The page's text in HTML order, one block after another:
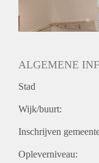
- Waarborgsom
ALGEMENE
Stad
Wijk/buurt:
Inschrijven
Opleverniveau: